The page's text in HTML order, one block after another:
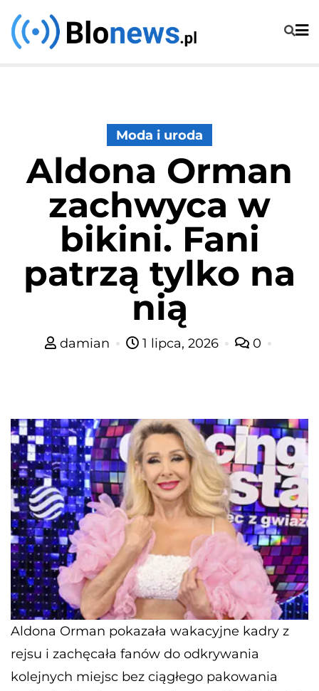
Skip
to
Moda i uroda
Aldona Orman
zachwyca w
bikini. Fani
patrzą tylko na
nią
damian 1 lipca, 2026 0
Aldona Orman pokazała wakacyjne kadry z
rejsu i zachęcała fanów do odkrywania
kolejnych miejsc bez ciągłego pakowania